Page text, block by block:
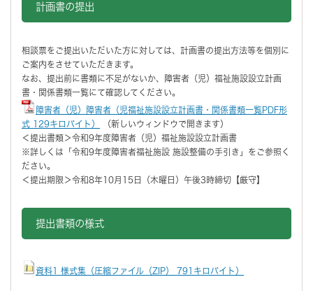
計画書の提出
相談票をご提出いただいた方に対しては、計画書の提出方法等を個別に
ご案内をさせていただきます。
なお、提出前に書類に不足がないか、障害者（児）福祉施設設立計画
書・関係書類一覧にて確認してください。
障害者（児）障害者（児福祉施設設立計画書・関係書類一覧PDF形
式 129キロバイト）
（新しいウィンドウで開きます）
＜提出書類＞令和9年度障害者（児）福祉施設設立計画書
※詳しくは「令和9年度障害者福祉施設 施設整備の手引き」をご参照く
ださい。
＜提出期限＞令和8年10月15日（木曜日）午後3時締切【厳守】
提出書類の様式
資料1 様式集（圧縮ファイル（ZIP） 791キロバイト）